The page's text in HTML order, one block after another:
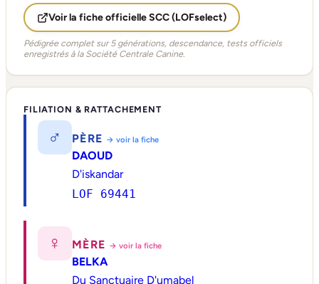
Voir la fiche officielle SCC (LOFselect)
Pédigrée complet sur 5 générations, descendance, tests officiels
enregistrés à la Société Centrale Canine.
FILIATION & RATTACHEMENT
♂ PÈRE → voir la fiche
DAOUD
D'iskandar
LOF 69441
♀ MÈRE → voir la fiche
BELKA
Du Sanctuaire D'umabel